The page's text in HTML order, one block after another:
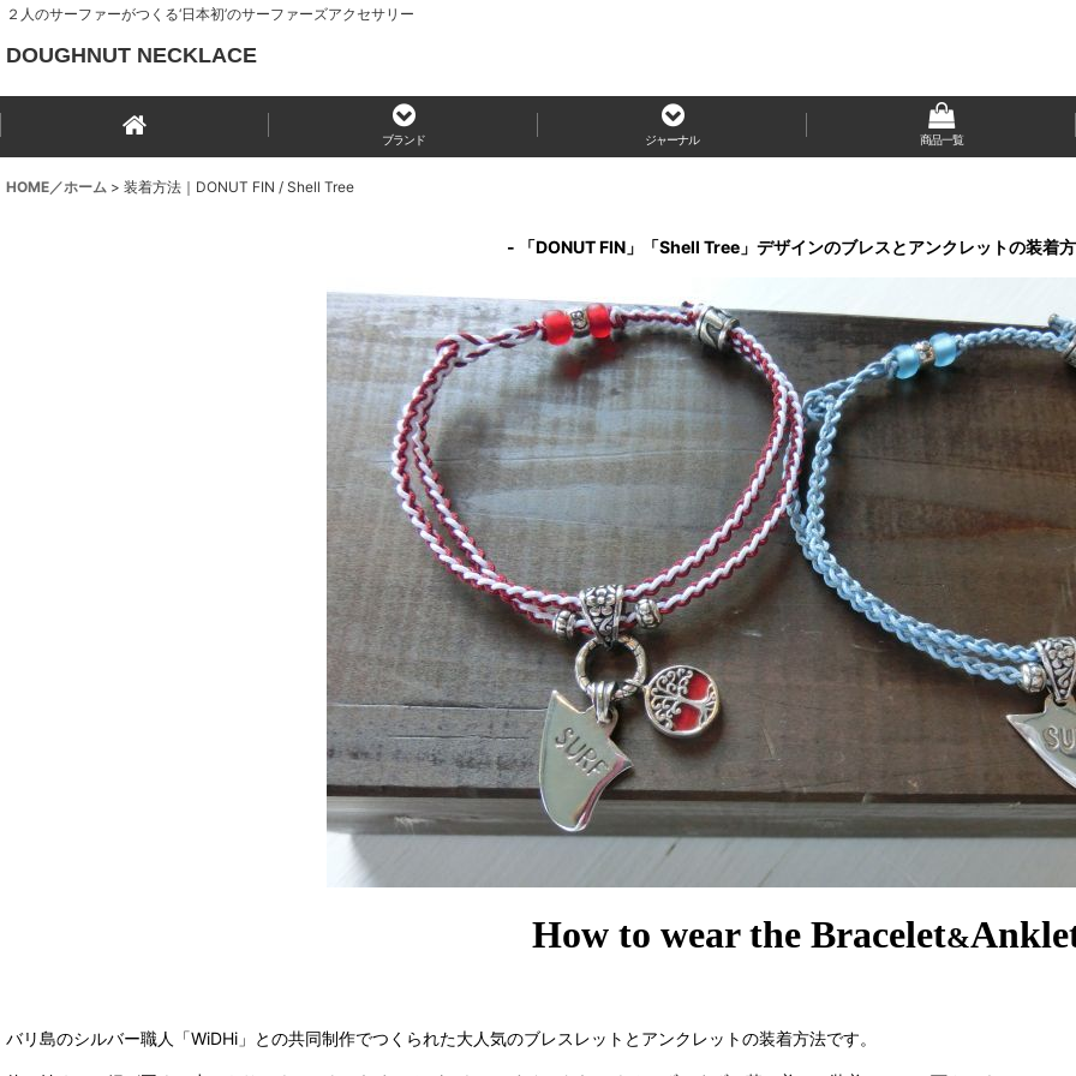
２人のサーファーがつくる‘日本初’のサーファーズアクセサリー
DOUGHNUT NECKLACE
ブランド ジャーナル 商品一覧
HOME／ホーム > 装着方法｜DONUT FIN / Shell Tree
- 「DONUT FIN」「Shell Tree」デザインのブレスとアンクレットの装着
How to wear the Bracelet&
バリ島のシルバー職人「WiDHi」との共同制作でつくられた大人気のブレスレットとアンクレットの装着方法です。